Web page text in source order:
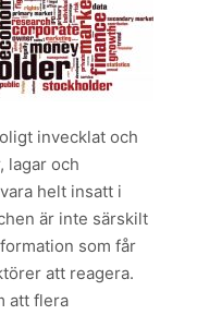
invecklat och
lagar och
helt insatt i
är inte särskilt
som får
att reagera.
att flera